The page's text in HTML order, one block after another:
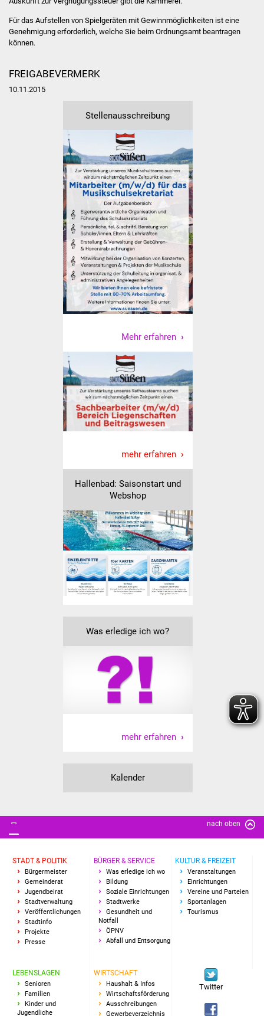
Partnerstädte
Ortsentwicklung
Presse
Bürger & Service
Was erledige ich wo
Dienstleistungen
Lebenslagen
Bildung
Schulen
Volkshochschule
Soziale Einrichtungen
Kirchen
Lokale Agenda
Fachteam Jugend
Kinder- und
Familienzentrum
Stadtwerke
Pflege von Angehörigen
Hitzewarnung / UV-
ÖPNV
Bürgerbus (MOBS)
Kultur & Freizeit
Für das Aufstellen von Spielgeräten mit Gewinnmöglichkeiten ist eine
Genehmigung erforderlich, welche Sie beim Ordnungsamt beantragen
können.
FREIGABEVERMERK
10.11.2015
Stellenausschreibung
Mehr erfahren
mehr erfahren
Hallenbad: Saisonstart und
Webshop
Was erledige ich wo?
mehr erfahren
Kalender
nach oben
STADT & POLITIK
Bürgermeister
Gemeinderat
Jugendbeirat
Stadtverwaltung
Veröffentlichungen
Stadtinfo
Projekte
Presse
BÜRGER & SERVICE
Was erledige ich wo
Bildung
Soziale Einrichtungen
Stadtwerke
Gesundheit und
Notfall
ÖPNV
Abfall und Entsorgung
KULTUR & FREIZEIT
Veranstaltungen
Einrichtungen
Vereine und Parteien
Sportanlagen
Tourismus
LEBENSLAGEN
Senioren
Familien
Kinder und
Jugendliche
WIRTSCHAFT
Haushalt & Infos
Wirtschaftsförderung
Ausschreibungen
Gewerbeverzeichnis
Twitter